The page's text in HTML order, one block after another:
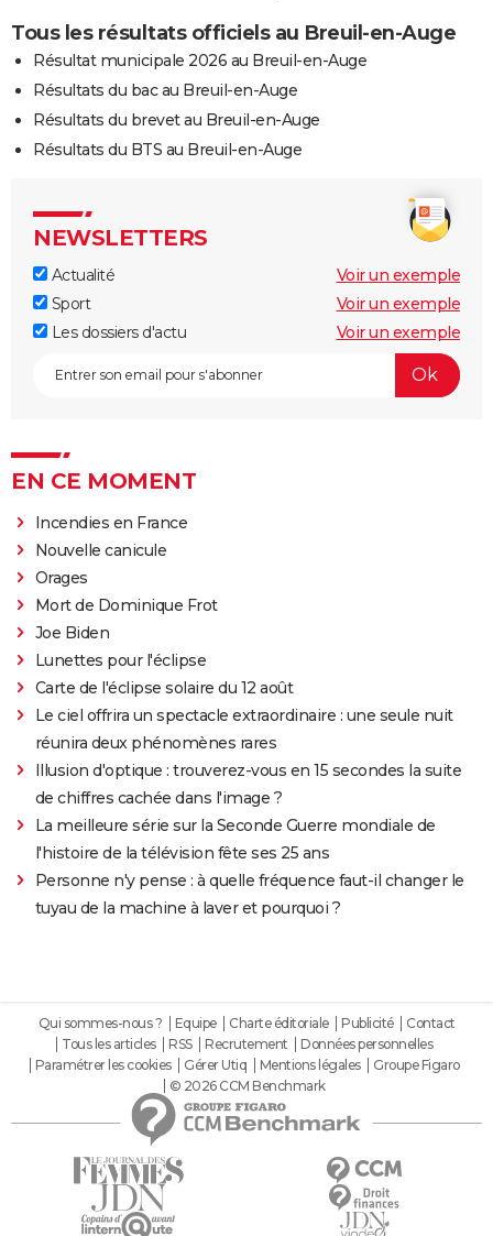
Tous les résultats officiels au Breuil-en-Auge
Résultat municipale 2026 au Breuil-en-Auge
Résultats du bac au Breuil-en-Auge
Résultats du brevet au Breuil-en-Auge
Résultats du BTS au Breuil-en-Auge
NEWSLETTERS
Actualité
Voir un exemple
Sport
Voir un exemple
Les dossiers d'actu
Voir un exemple
EN CE MOMENT
Incendies en France
Nouvelle canicule
Orages
Mort de Dominique Frot
Joe Biden
Lunettes pour l'éclipse
Carte de l'éclipse solaire du 12 août
Le ciel offrira un spectacle extraordinaire : une seule nuit
réunira deux phénomènes rares
Illusion d'optique : trouverez-vous en 15 secondes la suite
de chiffres cachée dans l'image ?
La meilleure série sur la Seconde Guerre mondiale de
l'histoire de la télévision fête ses 25 ans
Personne n'y pense : à quelle fréquence faut-il changer le
tuyau de la machine à laver et pourquoi ?
Qui sommes-nous ? Equipe Charte éditoriale Publicité
Contact
Tous les articles
RSS Recrutement
Données personnelles
Paramétrer les cookies
Gérer Utiq Mentions légales
Groupe Figaro
© 2026 CCM Benchmark